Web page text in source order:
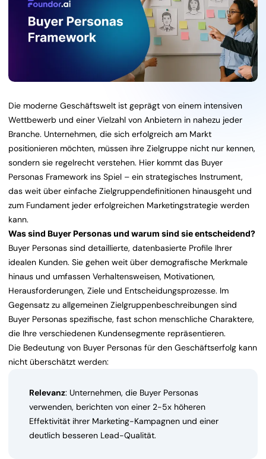
Die moderne Geschäftswelt ist geprägt von einem intensiven
Wettbewerb und einer Vielzahl von Anbietern in nahezu jeder
Branche. Unternehmen, die sich erfolgreich am Markt
positionieren möchten, müssen ihre Zielgruppe nicht nur kennen,
sondern sie regelrecht verstehen. Hier kommt das Buyer
Personas Framework ins Spiel – ein strategisches Instrument,
das weit über einfache Zielgruppendefinitionen hinausgeht und
zum Fundament jeder erfolgreichen Marketingstrategie werden
kann.
Was sind Buyer Personas und warum sind sie entscheidend?
Buyer Personas sind detaillierte, datenbasierte Profile Ihrer
idealen Kunden. Sie gehen weit über demografische Merkmale
hinaus und umfassen Verhaltensweisen, Motivationen,
Herausforderungen, Ziele und Entscheidungsprozesse. Im
Gegensatz zu allgemeinen Zielgruppenbeschreibungen sind
Buyer Personas spezifische, fast schon menschliche Charaktere,
die Ihre verschiedenen Kundensegmente repräsentieren.
Die Bedeutung von Buyer Personas für den Geschäftserfolg kann
nicht überschätzt werden:
Relevanz: Unternehmen, die Buyer Personas
verwenden, berichten von einer 2-5x höheren
Effektivität ihrer Marketing-Kampagnen und einer
deutlich besseren Lead-Qualität.